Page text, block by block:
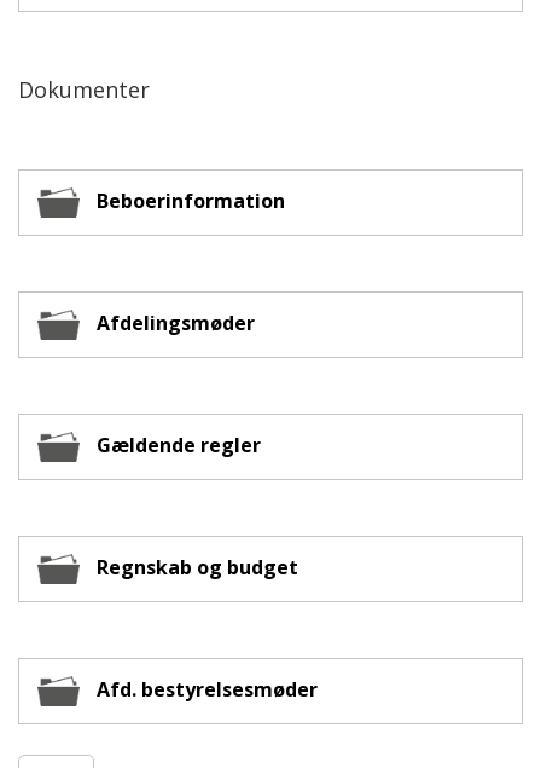
Dokumenter
Beboerinformation
Afdelingsmøder
Gældende regler
Regnskab og budget
Afd. bestyrelsesmøder